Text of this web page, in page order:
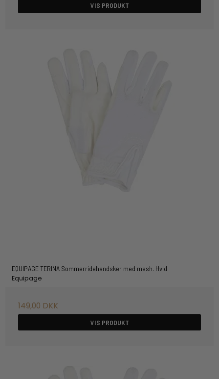
VIS PRODUKT
EQUIPAGE TERINA Sommerridehandsker med mesh. Hvid
Equipage
149,00 DKK
VIS PRODUKT